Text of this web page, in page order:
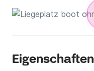
Eigenschaften